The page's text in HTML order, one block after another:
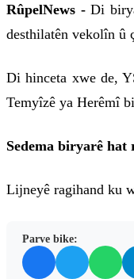
RûpelNews -Di
desthilatên vekolîn û
Di hinceta xwe de,
Temyîzê ya Herêmî
Sedema biryarê hat
Lijneyê ragihand ku
Parve bike: